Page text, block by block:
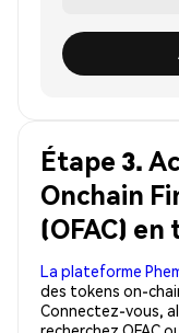
Étape 3.
Onchain
(OFAC)
La plateforme
des tokens on-
Connectez-vous,